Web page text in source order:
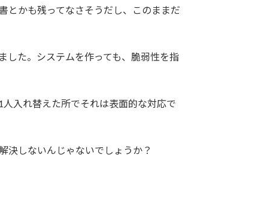
とかも残ってなさそうだし、このままだ
した。システムを作っても、脆弱性を指
入れ替えた所でそれは表面的な対応で
決しないんじゃないでしょうか？